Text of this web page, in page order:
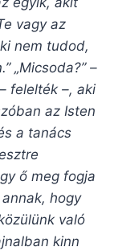
vagy az
nem tudod,
„Micsoda?” –
felelték –, aki
az Isten
a tanács
ő meg fogja
hogy
való
kinn